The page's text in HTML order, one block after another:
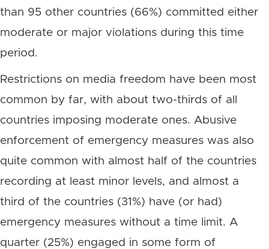
than 95 other countries (66%) committed either
moderate or major violations during this time
period.
Restrictions on media freedom have been most
common by far, with about two-thirds of all
countries imposing moderate ones. Abusive
enforcement of emergency measures was also
quite common with almost half of the countries
recording at least minor levels, and almost a
third of the countries (31%) have (or had)
emergency measures without a time limit. A
quarter (25%) engaged in some form of